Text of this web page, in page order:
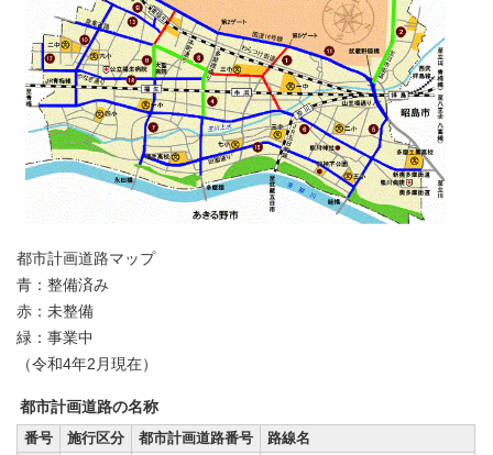
都市計画道路マップ
青：整備済み
赤：未整備
緑：事業中
（令和4年2月現在）
都市計画道路の名称
番号
施行区分 都市計画道路番号
路線名